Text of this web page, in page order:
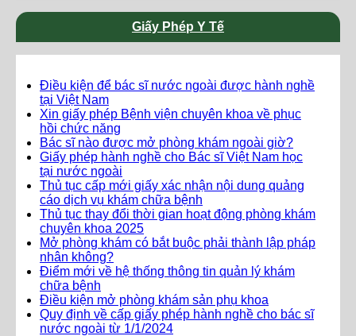
Giấy Phép Y Tế
Điều kiện để bác sĩ nước ngoài được hành nghề
tại Việt Nam
Xin giấy phép Bệnh viện chuyên khoa về phục
hồi chức năng
Bác sĩ nào được mở phòng khám ngoài giờ?
Giấy phép hành nghề cho Bác sĩ Việt Nam học
tại nước ngoài
Thủ tục cấp mới giấy xác nhận nội dung quảng
cáo dịch vụ khám chữa bệnh
Thủ tục thay đổi thời gian hoạt động phòng khám
chuyên khoa 2025
Mở phòng khám có bắt buộc phải thành lập pháp
nhân không?
Điểm mới về hệ thống thông tin quản lý khám
chữa bệnh
Điều kiện mở phòng khám sản phụ khoa
Quy định về cấp giấy phép hành nghề cho bác sĩ
nước ngoài từ 1/1/2024